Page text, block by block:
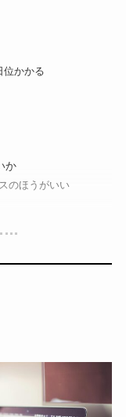
位かかる
か
のほうがいい